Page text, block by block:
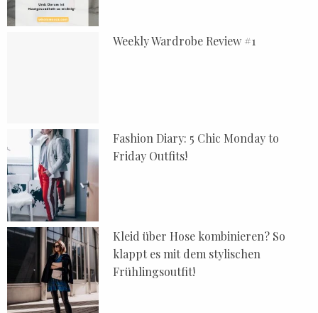
Weekly Wardrobe Review #1
Fashion Diary: 5 Chic Monday to
Friday Outfits!
Kleid über Hose kombinieren? So
klappt es mit dem stylischen
Frühlingsoutfit!